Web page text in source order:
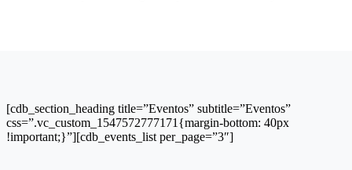
[cdb_section_heading title=”Eventos” subtitle=”Eventos”
css=”.vc_custom_1547572777171{margin-bottom: 40px
!important;}”][cdb_events_list per_page=”3″]